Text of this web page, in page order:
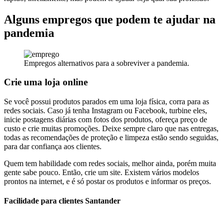
Alguns empregos que podem te ajudar na
pandemia
Empregos alternativos para a sobreviver a pandemia.
Crie uma loja online
Se você possui produtos parados em uma loja física, corra para as
redes sociais. Caso já tenha Instagram ou Facebook, turbine eles,
inicie postagens diárias com fotos dos produtos, ofereça preço de
custo e crie muitas promoções. Deixe sempre claro que nas entregas,
todas as recomendações de proteção e limpeza estão sendo seguidas,
para dar confiança aos clientes.
Quem tem habilidade com redes sociais, melhor ainda, porém muita
gente sabe pouco. Então, crie um site. Existem vários modelos
prontos na internet, e é só postar os produtos e informar os preços.
Facilidade para clientes Santander